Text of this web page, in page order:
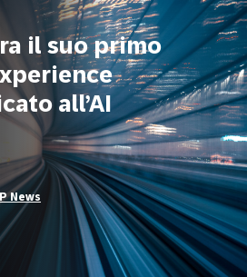
il suo primo
all’AI
News